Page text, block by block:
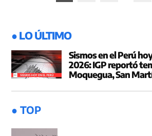
● LO ÚLTIMO
Sismos en el Perú
2026: IGP reportó
Moquegua, San
● TOP